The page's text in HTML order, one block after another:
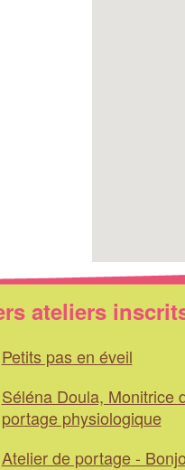
ateliers
Petits pas en éveil
Séléna Doula, Monitrice
portage physiologique
Atelier de portage -